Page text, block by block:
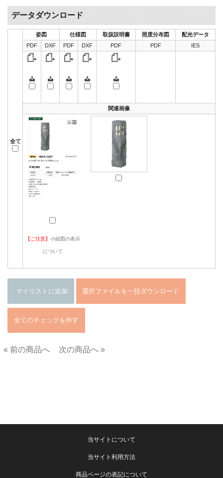
データダウンロード
全て
姿図 仕様図 取扱説明書 照度分布図
配光データ
PDF
DXF PDF DXF PDF PDF IES
関連画像
【ご注意】 小組図の表示
について
« 前の商品へ
次の商品へ »
当サイトについて
当サイト利用方法
商品ページの表記について